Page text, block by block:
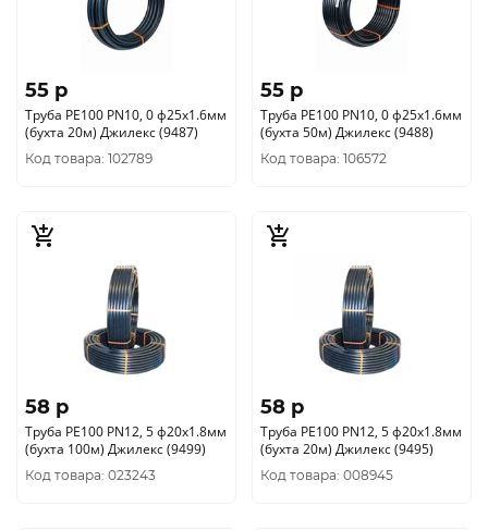
55 p
Труба РЕ100 PN10, 0 ф25х1.6мм
(бухта 20м) Джилекс (9487)
Код товара: 102789
55 p
Труба РЕ100 PN10, 0 ф25х1.6мм
(бухта 50м) Джилекс (9488)
Код товара: 106572
58 p
Труба РЕ100 PN12, 5 ф20х1.8мм
(бухта 100м) Джилекс (9499)
Код товара: 023243
58 p
Труба РЕ100 PN12, 5 ф20х1.8мм
(бухта 20м) Джилекс (9495)
Код товара: 008945